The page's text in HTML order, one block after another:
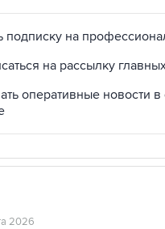
подписку на
на рассылку
оперативные новости
2026